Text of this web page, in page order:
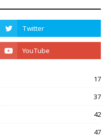
17
37
42
47